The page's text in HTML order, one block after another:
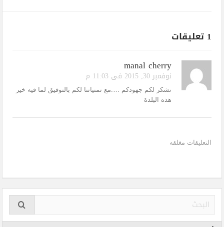
1 تعليقات
manal cherry
نوفمبر 30, 2015 فى 11:03 م
نشكر لكم جهودكم ….مع تمنياتنا لكم بالتوفيق لما فيه خير
هذه البلدة
التعليقات مغلقه